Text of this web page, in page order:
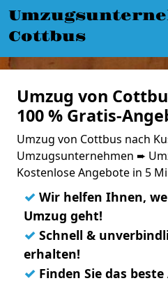
Cottbus
Umzug von
100 % Gratis-
Umzug von Cottbus nach
Umzugsunternehmen ➨
Kostenlose Angebote in 5
✓ Wir helfen Ihnen,
Umzug geht!
✓ Schnell &
erhalten!
✓ Finden Sie das